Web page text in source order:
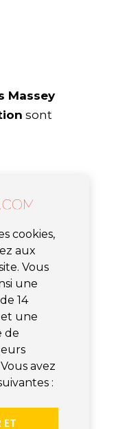
Massey
sont
cookies,
aux
Vous
une
14
une
de
avez
:
ET